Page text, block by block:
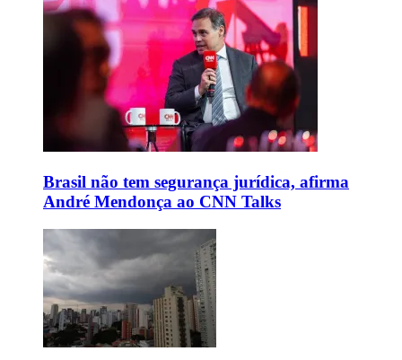
Brasil não tem segurança jurídica, afirma
André Mendonça ao CNN Talks